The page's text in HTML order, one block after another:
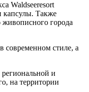
Waldseeresort
капсулы. Также
живописного города
современном стиле, а
и
на территории